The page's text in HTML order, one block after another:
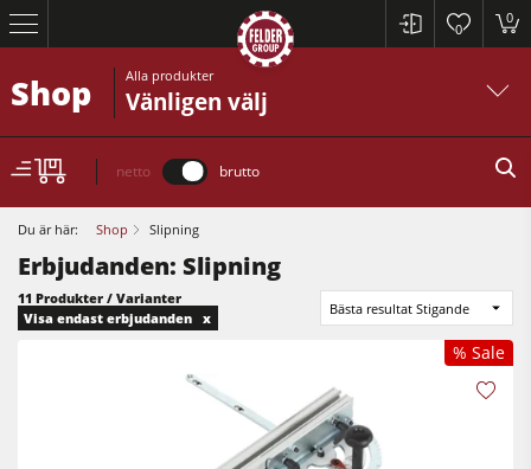
0
0
Cirkelsågar och justersågar
Shop Alla produkter
Vänligen välj
netto brutto
Du är här: Shop Slipning
Erbjudanden: Slipning
11 Produkter / Varianter
Visa endast erbjudanden x
Bästa resultat Stigande
% Sale